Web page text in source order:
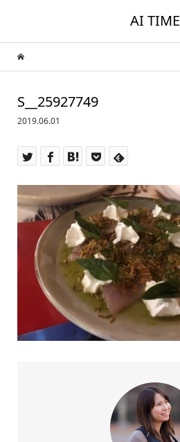
AI TIME
S__25927749
2019.06.01